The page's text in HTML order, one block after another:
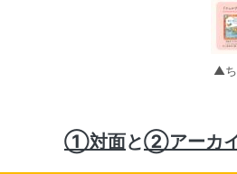
▲ち
①対面と②アーカ